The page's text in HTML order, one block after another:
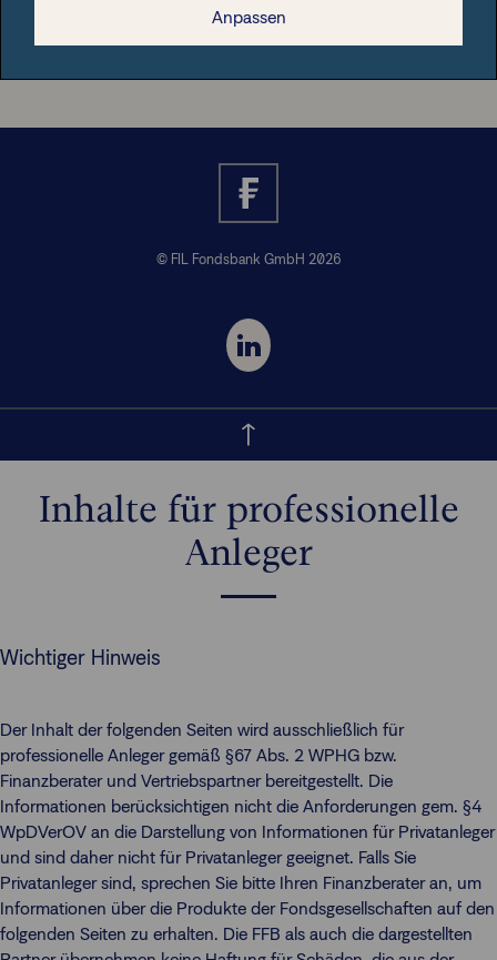
Nützliche Informationen
© FIL Fondsbank GmbH 2026
Inhalte für professionelle
Anleger
Wichtiger Hinweis
Der Inhalt der folgenden Seiten wird ausschließlich für
professionelle Anleger gemäß §67 Abs. 2 WPHG bzw.
Finanzberater und Vertriebspartner bereitgestellt. Die
Informationen berücksichtigen nicht die Anforderungen gem. §4
WpDVerOV an die Darstellung von Informationen für Privatanleger
und sind daher nicht für Privatanleger geeignet. Falls Sie
Privatanleger sind, sprechen Sie bitte Ihren Finanzberater an, um
Informationen über die Produkte der Fondsgesellschaften auf den
folgenden Seiten zu erhalten. Die FFB als auch die dargestellten
Anpassen